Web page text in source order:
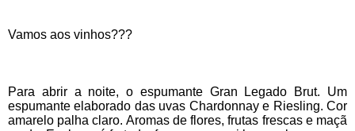
Vamos aos vinhos???
Para abrir a noite, o espumante Gran Legado Brut. Um
espumante elaborado das uvas Chardonnay e Riesling. Cor
amarelo palha claro. Aromas de flores, frutas frescas e maçã